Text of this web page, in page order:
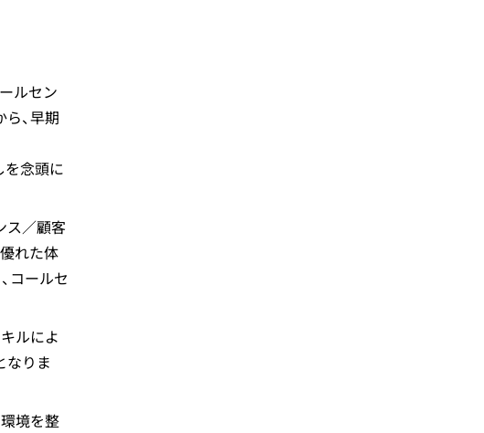
ルセン
、早期
を念頭に
ス／顧客
れた体
コールセ
ルによ
なりま
境を整